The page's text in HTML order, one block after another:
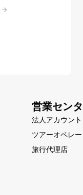
営業セン
法人アカウント
ツアーオペレ
旅行代理店